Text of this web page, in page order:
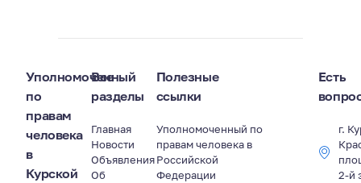
Уполномоченный
по
правам
человека
в
Курской
Все
разделы
Главная
Новости
Объявления
Об
Полезные
ссылки
Уполномоченный по
правам человека в
Российской
Федерации
Есть
г.
2-й